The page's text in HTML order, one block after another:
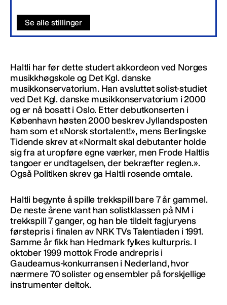
Se alle stillinger
Haltli har før dette studert akkordeon ved Norges
musikkhøgskole og Det Kgl. danske
musikkonservatorium. Han avsluttet solist-studiet
ved Det Kgl. danske musikkonservatorium i 2000
og er nå bosatt i Oslo. Etter debutkonserten i
København høsten 2000 beskrev Jyllandsposten
ham som et «Norsk stortalent!», mens Berlingske
Tidende skrev at «Normalt skal debutanter holde
sig fra at uropføre egne værker, men Frode Haltlis
tangoer er undtagelsen, der bekræfter reglen.».
Også Politiken skrev ga Haltli rosende omtale.
Haltli begynte å spille trekkspill bare 7 år gammel.
De neste årene vant han solistklassen på NM i
trekkspill 7 ganger, og han ble tildelt fagjuryens
førstepris i finalen av NRK TVs Talentiaden i 1991.
Samme år fikk han Hedmark fylkes kulturpris. I
oktober 1999 mottok Frode andrepris i
Gaudeamus-konkurransen i Nederland, hvor
nærmere 70 solister og ensembler på forskjellige
instrumenter deltok.